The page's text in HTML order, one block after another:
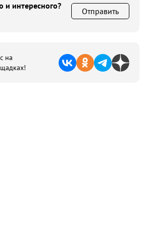
и интересного?
Отправить
на